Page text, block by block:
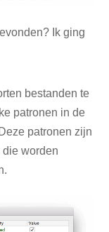
Ik ging
bestanden te
patronen in de
patronen zijn
die worden